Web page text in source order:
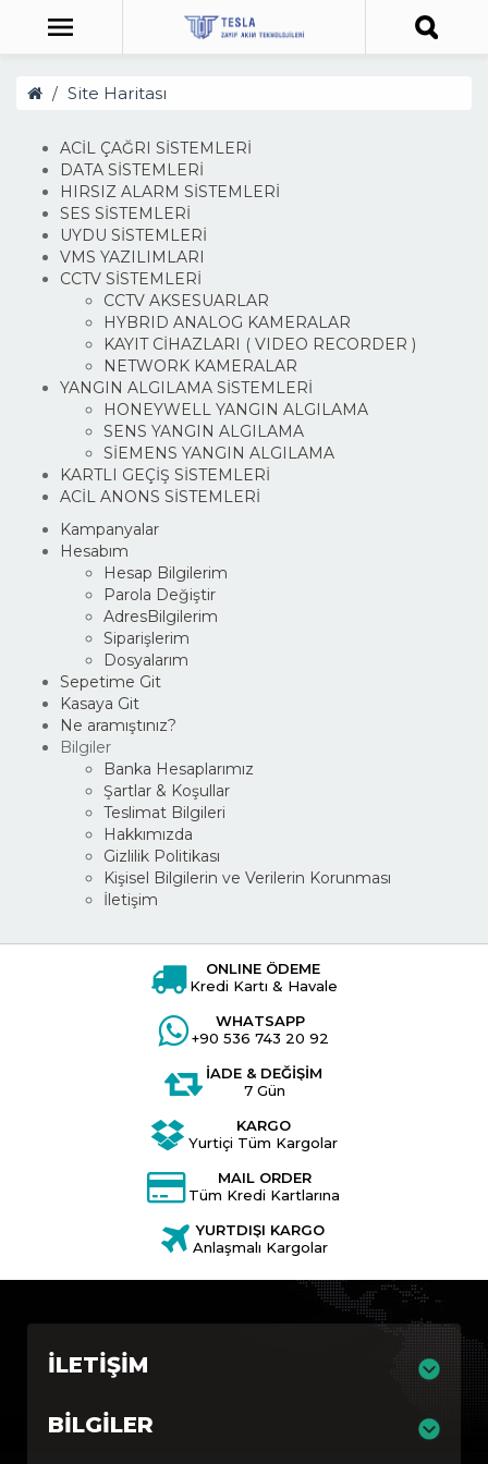
Site Haritası
ACİL ÇAĞRI SİSTEMLERİ
DATA SİSTEMLERİ
HIRSIZ ALARM SİSTEMLERİ
SES SİSTEMLERİ
UYDU SİSTEMLERİ
VMS YAZILIMLARI
CCTV SİSTEMLERİ
CCTV AKSESUARLAR
HYBRID ANALOG KAMERALAR
KAYIT CİHAZLARI ( VIDEO RECORDER )
NETWORK KAMERALAR
YANGIN ALGILAMA SİSTEMLERİ
HONEYWELL YANGIN ALGILAMA
SENS YANGIN ALGILAMA
SİEMENS YANGIN ALGILAMA
KARTLI GEÇİŞ SİSTEMLERİ
ACİL ANONS SİSTEMLERİ
Kampanyalar
Hesabım
Hesap Bilgilerim
Parola Değiştir
AdresBilgilerim
Siparişlerim
Dosyalarım
Sepetime Git
Kasaya Git
Ne aramıştınız?
Bilgiler
Banka Hesaplarımız
Şartlar & Koşullar
Teslimat Bilgileri
Hakkımızda
Gizlilik Politikası
Kişisel Bilgilerin ve Verilerin Korunması
İletişim
ONLINE ÖDEME
Kredi Kartı & Havale
WHATSAPP
+90 536 743 20 92
İADE & DEĞİŞİM
7 Gün
KARGO
Yurtiçi Tüm Kargolar
MAIL ORDER
Tüm Kredi Kartlarına
YURTDIŞI KARGO
Anlaşmalı Kargolar
İLETIŞIM
BILGILER